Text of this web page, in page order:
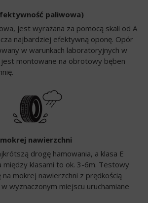
paliwowa)
jest wyrażana za pomocą skali od A
najbardziej efektywną oponę. Opór
w warunkach laboratoryjnych w
montowane na obrotowy bęben
nawierzchni
drogę hamowania, a klasa E
między klasami to ok. 3-6m. Testowy
mokrej nawierzchni z prędkością
wyznaczonym miejscu uruchamiane